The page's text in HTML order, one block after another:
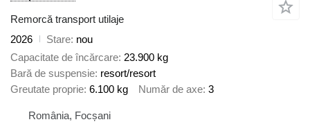
Remorcă transport utilaje
2026
Stare nou
Capacitate de încărcare 23.900 kg
Bară de suspensie resort/resort
Greutate proprie 6.100 kg Număr de axe 3
România, Focșani